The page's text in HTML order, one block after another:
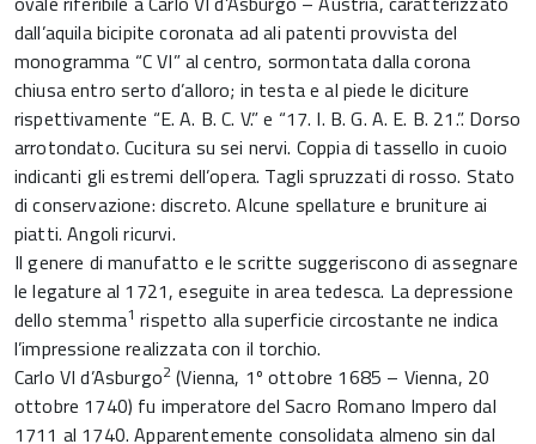
dall’aquila bicipite coronata ad ali patenti provvista del
monogramma “C VI” al centro, sormontata dalla corona
chiusa entro serto d’alloro; in testa e al piede le diciture
rispettivamente “E. A. B. C. V.” e “17. I. B. G. A. E. B. 21.”. Dorso
arrotondato. Cucitura su sei nervi. Coppia di tassello in cuoio
indicanti gli estremi dell’opera. Tagli spruzzati di rosso. Stato
di conservazione: discreto. Alcune spellature e bruniture ai
piatti. Angoli ricurvi.
Il genere di manufatto e le scritte suggeriscono di assegnare
le legature al 1721, eseguite in area tedesca. La depressione
dello stemma1 rispetto alla superficie circostante ne indica
l’impressione realizzata con il torchio.
Carlo VI d’Asburgo2 (Vienna, 1º ottobre 1685 – Vienna, 20
ottobre 1740) fu imperatore del Sacro Romano Impero dal
1711 al 1740. Apparentemente consolidata almeno sin dal